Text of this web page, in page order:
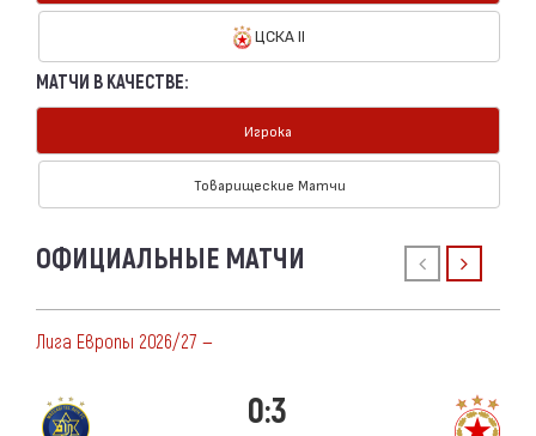
ЦСКА II
МАТЧИ В КАЧЕСТВЕ:
Игрока
Товарищеские Матчи
ОФИЦИАЛЬНЫЕ МАТЧИ
Лига Европы 2026/27 —
0:3